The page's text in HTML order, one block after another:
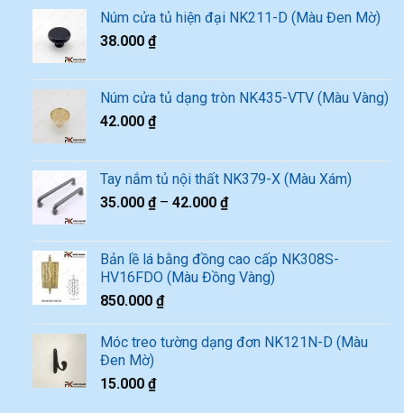
Núm cửa tủ hiện đại NK211-D (Màu Đen Mờ)
38.000 ₫
Núm cửa tủ dạng tròn NK435-VTV (Màu Vàng)
42.000 ₫
Tay nắm tủ nội thất NK379-X (Màu Xám)
35.000 ₫– 42.000 ₫
Bản lề lá bằng đồng cao cấp NK308S-
HV16FDO (Màu Đồng Vàng)
850.000 ₫
Móc treo tường dạng đơn NK121N-D (Màu
Đen Mờ)
15.000 ₫